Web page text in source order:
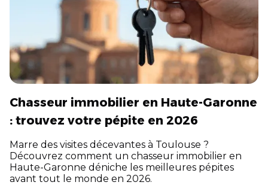
Chasseur immobilier en Haute-Garonne
: trouvez votre pépite en 2026
Marre des visites décevantes à Toulouse ?
Découvrez comment un chasseur immobilier en
Haute-Garonne déniche les meilleures pépites
avant tout le monde en 2026.